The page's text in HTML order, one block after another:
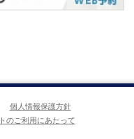
個人情報保護方針
のご利用にあたって